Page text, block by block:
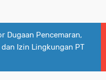
Dugaan Pencemaran,
Izin Lingkungan PT